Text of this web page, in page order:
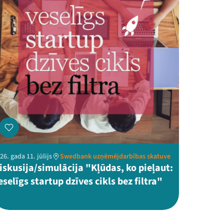
gada 11. jūlijs Swedbank uzņēmējdarbības skatuve
simulācija "Kļūdas, ko pieļaut:
startup dzīves cikls bez filtra"